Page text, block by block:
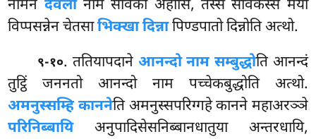
नामेन देवलोनाम सावको अहोसि, तस्स सावकस्स मया
विप्पसन्नेन चेतसाभिक्खा दिन्नापिण्डपातो दिन्नोति अत्थो.
९-१०. ततियापदाने आनन्दो नाम सम्बुद्धोति आनन्दं
तुट्ठिं जननतो आनन्दो नाम पच्चेकबुद्धोति अत्थो.
अमनुस्सम्हि काननेति अमनुस्सपरिग्गहे कानने महाअरञ्ञे
परिनिब्बायिअनुपादिसेसनिब्बानधातुया अन्तरधायि,